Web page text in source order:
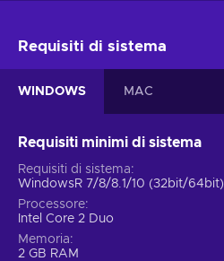
Requisiti di sistema
WINDOWS MAC
Requisiti minimi di sistema
Requisiti di sistema
WindowsR 7/8/8.1/10 (32bit/64bit)
Processore
Intel Core 2 Duo
Memoria
2 GB RAM